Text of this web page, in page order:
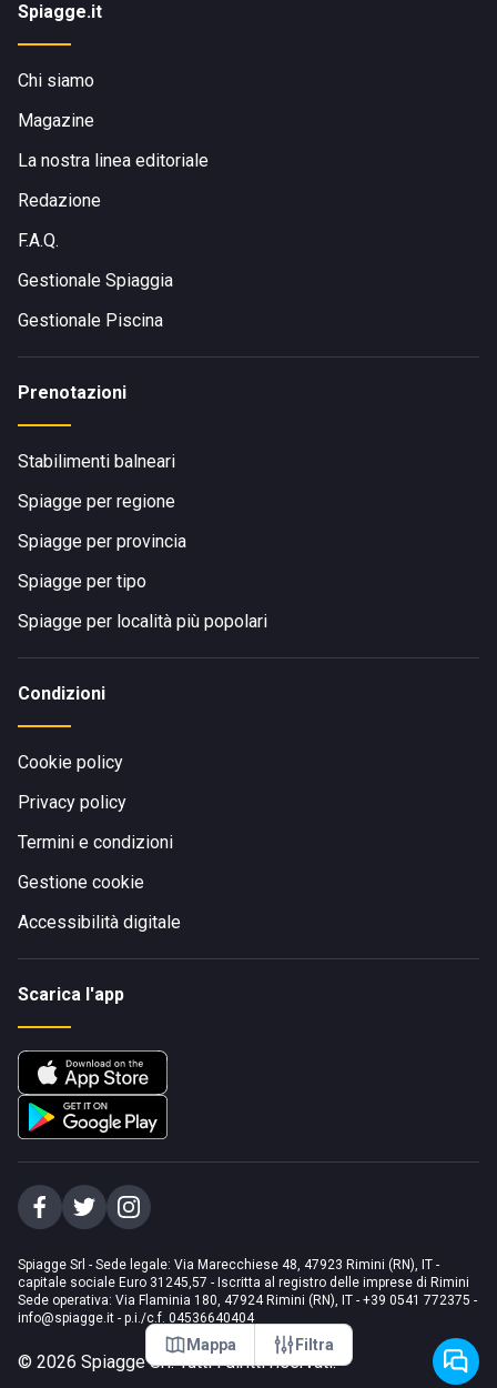
Mappa Filtra
Spiagge.it
Chi siamo
Magazine
La nostra linea editoriale
Redazione
F.A.Q.
Gestionale Spiaggia
Gestionale Piscina
Prenotazioni
Stabilimenti balneari
Spiagge per regione
Spiagge per provincia
Spiagge per tipo
Spiagge per località più popolari
Condizioni
Cookie policy
Privacy policy
Termini e condizioni
Gestione cookie
Accessibilità digitale
Scarica l'app
Spiagge Srl - Sede legale: Via Marecchiese 48, 47923 Rimini (RN), IT -
capitale sociale Euro 31245,57 - Iscritta al registro delle imprese di Rimini
Sede operativa: Via Flaminia 180, 47924 Rimini (RN), IT - +39 0541 772375 -
info@spiagge.it - p.i./c.f. 04536640404
© 2026 Spiagge Srl. Tutti i diritti riservati.